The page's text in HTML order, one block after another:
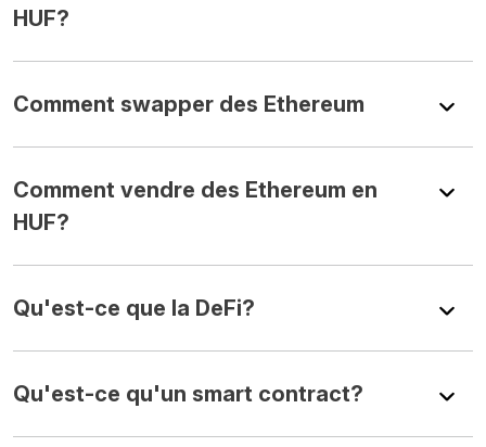
HUF?
Comment swapper des Ethereum
Comment vendre des Ethereum en
HUF?
Qu'est-ce que la DeFi?
Qu'est-ce qu'un smart contract?